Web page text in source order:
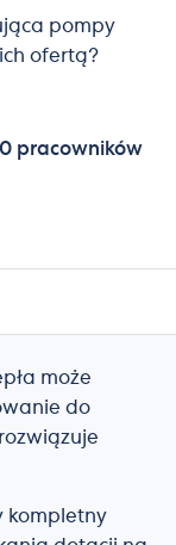
pompy
ofertą?
pracowników
może
do
kompletny